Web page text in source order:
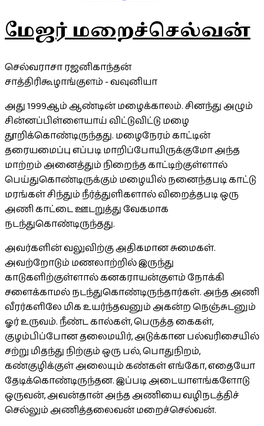
மேஜர் மறைச்செல்வன்
செல்வராசா ரஜனிகாந்தன்
சாத்திரிகூழாங்குளம் - வவுனியா
அது 1999ஆம் ஆண்டின் மழைக்காலம். சினந்து அழும்
சின்னப்பிள்ளையாய் விட்டுவிட்டு மழை
தூறிக்கொண்டிருந்தது. மழைநேரம் காட்டின்
தரையமைப்பு எப்படி மாறிப்போயிருக்குமோ அந்த
மாற்றம் அனைத்தும் நிறைந்த காட்டிற்குள்ளால்
பெய்துகொண்டிருக்கும் மழையில் நனைந்தபடி காட்டு
மரங்கள் சிந்தும் நீர்த்துளிகளால் விறைத்தபடி ஒரு
அணி காட்டை ஊடறுத்து வேகமாக
நடந்துகொண்டிருந்தது.
அவர்களின் வலுவிற்கு அதிகமான சுமைகள்.
அவற்றோடும் மணலாற்றில் இருந்து
காடுகளிற்குள்ளால் கனகராயன்குளம் நோக்கி
சளைக்காமல் நடந்துகொண்டிருந்தார்கள். அந்த அணி
வீரர்களிலே மிக உயர்ந்தவனும் அகன்ற நெஞ்சுடனும்
ஓர் உருவம். நீண்ட கால்கள், பெருத்த கைகள்,
குழம்பிப்போன தலைமயிர், அடுக்கான பல்வரிசையில்
சற்று மிதந்து நிற்கும் ஒரு பல், பொதுநிறம்,
கண்குழிக்குள் அலையும் கண்கள் எங்கோ, எதையோ
தேடிக்கொண்டிருந்தன. இப்படி அடையாளங்களோடு
ஒருவன், அவன்தான் அந்த அணியை வழிநடத்திச்
செல்லும் அணித்தலைவன் மறைச்செல்வன்.